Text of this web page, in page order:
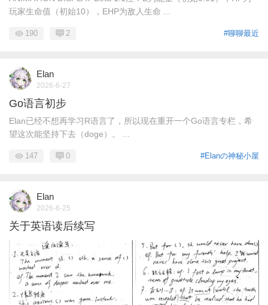
玩家生命值（初始10），EHP为敌人生命 ...
#聊聊最近
190 2
Elan
2026-6-27
Go语言初步
Elan已经不想再学习R语言了，所以现在重开一个Go语言专栏，希
望这次能坚持下去（doge）。 ...
#Elanの神秘小屋
147 0
Elan
2026-6-25
关于英语读后续写